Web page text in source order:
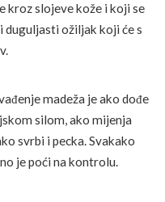
kroz slojeve kože i koji se
duguljasti ožiljak koji će s
madeža je ako dođe
silom, ako mijenja
svrbi i pecka. Svakako
je poći na kontrolu.